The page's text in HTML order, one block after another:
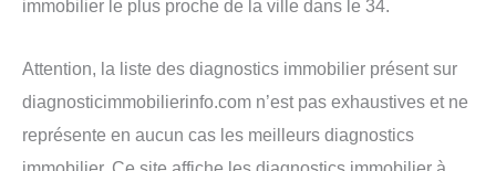
immobilier le plus proche de la ville dans le 34.
Attention, la liste des diagnostics immobilier présent sur
diagnosticimmobilierinfo.com n’est pas exhaustives et ne
représente en aucun cas les meilleurs diagnostics